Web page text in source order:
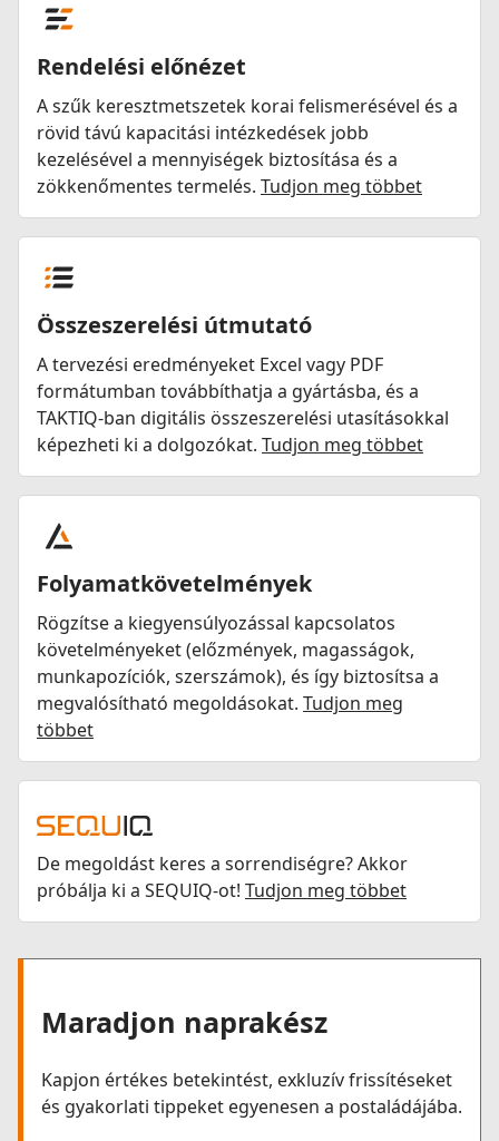
Rendelési előnézet
A szűk keresztmetszetek korai felismerésével és a
rövid távú kapacitási intézkedések jobb
kezelésével a mennyiségek biztosítása és a
zökkenőmentes termelés. Tudjon meg többet
Összeszerelési útmutató
A tervezési eredményeket Excel vagy PDF
formátumban továbbíthatja a gyártásba, és a
TAKTIQ-ban digitális összeszerelési utasításokkal
képezheti ki a dolgozókat. Tudjon meg többet
Folyamatkövetelmények
Rögzítse a kiegyensúlyozással kapcsolatos
követelményeket (előzmények, magasságok,
munkapozíciók, szerszámok), és így biztosítsa a
megvalósítható megoldásokat. Tudjon meg
többet
De megoldást keres a sorrendiségre? Akkor
próbálja ki a SEQUIQ-ot! Tudjon meg többet
Maradjon naprakész
Kapjon értékes betekintést, exkluzív frissítéseket
és gyakorlati tippeket egyenesen a postaládájába.